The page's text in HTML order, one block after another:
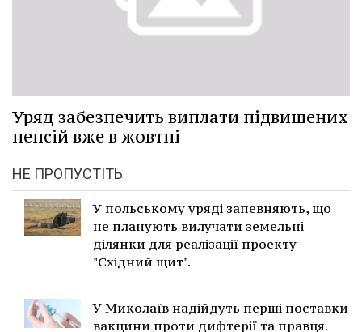
Уряд забезпечить виплати підвищених
пенсій вже в жовтні
НЕ ПРОПУСТІТЬ
У польському уряді запевняють, що
не планують вилучати земельні
ділянки для реалізації проекту
"Східний щит".
У Миколаїв надійдуть перші поставки
вакцини проти дифтерії та правця.